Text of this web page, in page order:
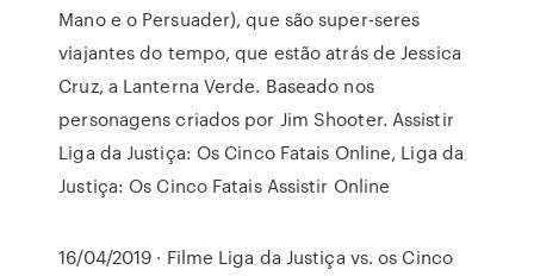
Mano e o Persuader), que são super-seres
viajantes do tempo, que estão atrás de Jessica
Cruz, a Lanterna Verde. Baseado nos
personagens criados por Jim Shooter. Assistir
Liga da Justiça: Os Cinco Fatais Online, Liga da
Justiça: Os Cinco Fatais Assistir Online
16/04/2019 · Filme Liga da Justiça vs. os Cinco